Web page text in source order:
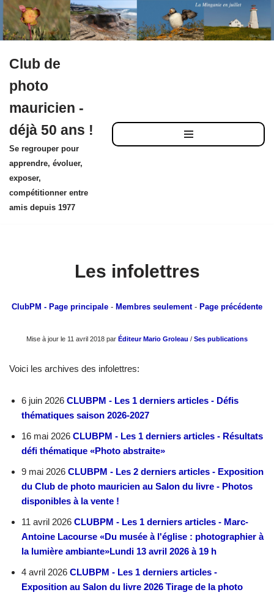
au
contenu
Club de
photo
mauricien -
déjà 50 ans !
Se regrouper pour
apprendre, évoluer,
exposer,
compétitionner entre
amis depuis 1977
Les infolettres
ClubPM - Page principale - Membres seulement- Page précédente
Mise à jour le 11 avril 2018 par Éditeur Mario Groleau / Ses publications
Voici les archives des infolettres:
6 juin 2026 CLUBPM - Les 1 derniers articles - Défis
thématiques saison 2026-2027
16 mai 2026 CLUBPM - Les 1 derniers articles - Résultats
défi thématique «Photo abstraite»
9 mai 2026 CLUBPM - Les 2 derniers articles - Exposition
du Club de photo mauricien au Salon du livre - Photos
disponibles à la vente !
11 avril 2026 CLUBPM - Les 1 derniers articles - Marc-
Antoine Lacourse «Du musée à l'église : photographier à
la lumière ambiante»Lundi 13 avril 2026 à 19 h
4 avril 2026 CLUBPM - Les 1 derniers articles -
Exposition au Salon du livre 2026 Tirage de la photo